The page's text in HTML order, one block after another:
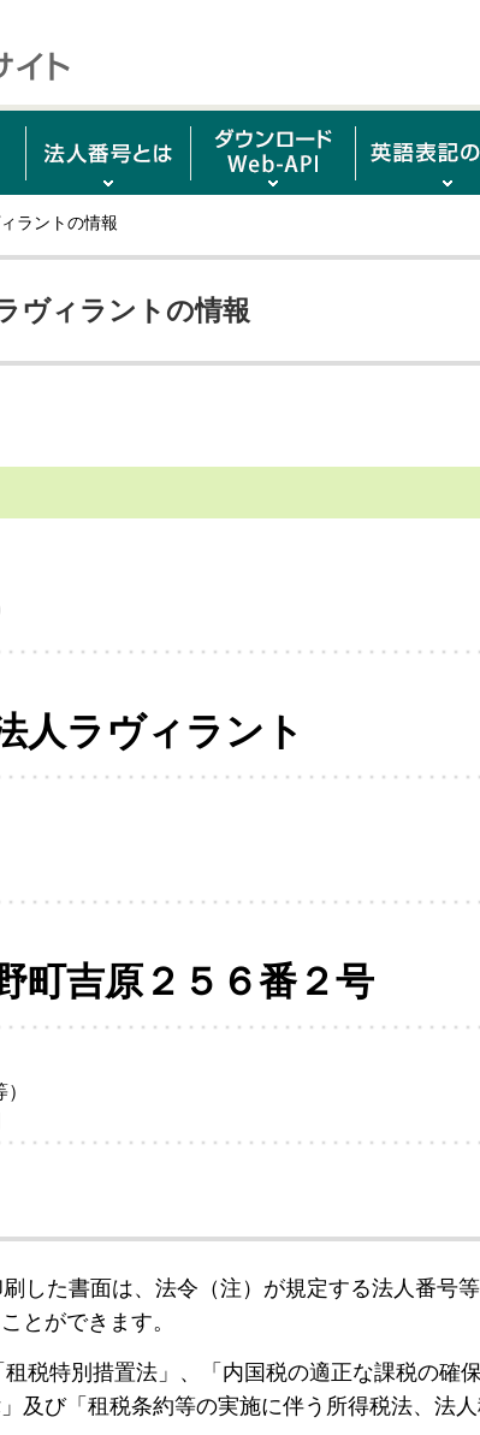
ラントの情報
ヴィラントの情報
人ラヴィラント
町吉原２５６番２号
した書面は、法令（注）が規定する法人番号
とができます。
租税特別措置法」、「内国税の適正な課税の確
及び「租税条約等の実施に伴う所得税法、法